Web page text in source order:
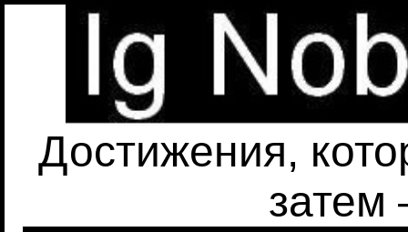
Достижения,
затем